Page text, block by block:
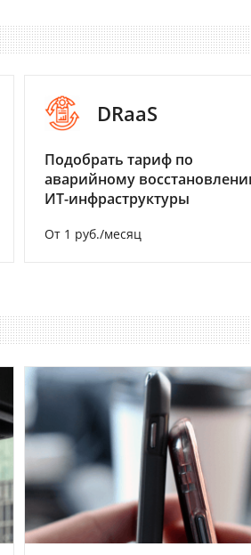
DRaaS
Подобрать тариф по
аварийному
ИТ-инфраструктуры
От 1 руб./месяц